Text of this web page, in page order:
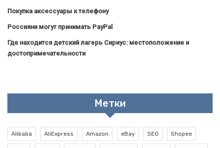
Покупка аксессуары к телефону
Россияни могут принимать PayPal
Где находится детский лагерь Сириус: местоположение и
достопримечательности
Метки
Alibaba AliExpress Amazon eBay SEO Shopee